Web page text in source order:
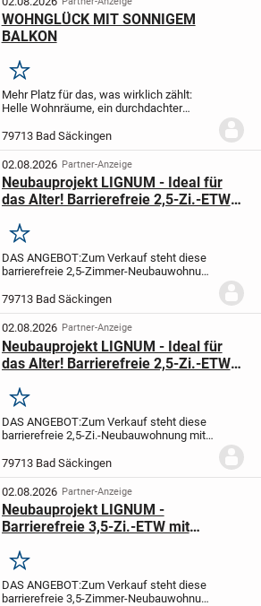
WOHNGLÜCK MIT SONNIGEM
BALKON
Merken
Mehr Platz für das, was wirklich zählt:
Helle Wohnräume, ein durchdachter
Ankommen machen diese 4-Zimmer-
Wohnung zum perfekten Zuhause für
Familien, Paare oder...
79713 Bad Säckingen
02.08.2026 Partner-Anzeige
Neubauprojekt LIGNUM - Ideal für
das Alter! Barrierefreie 2,5-Zi.-ETW
Merken
DAS ANGEBOT:Zum Verkauf steht diese
barrierefreie 2,5-Zimmer-Neubauwohnung
Wohnprojekt LIGNUM Rippolingen.
Kaufpreis enthalten ist bereits eine
hochwertig...
79713 Bad Säckingen
02.08.2026 Partner-Anzeige
Neubauprojekt LIGNUM - Ideal für
das Alter! Barrierefreie 2,5-Zi.-ETW
Merken
DAS ANGEBOT:Zum Verkauf steht diese
barrierefreie 2,5-Zi.-Neubauwohnung mit
Wohnprojekt LIGNUM Rippolingen.
Kaufpreis enthalten ist bereits eine
hochwertige...
79713 Bad Säckingen
02.08.2026 Partner-Anzeige
Neubauprojekt LIGNUM -
Barrierefreie 3,5-Zi.-ETW mit
Merken
DAS ANGEBOT:Zum Verkauf steht diese
barrierefreie 3,5-Zimmer-Neubauwohnung